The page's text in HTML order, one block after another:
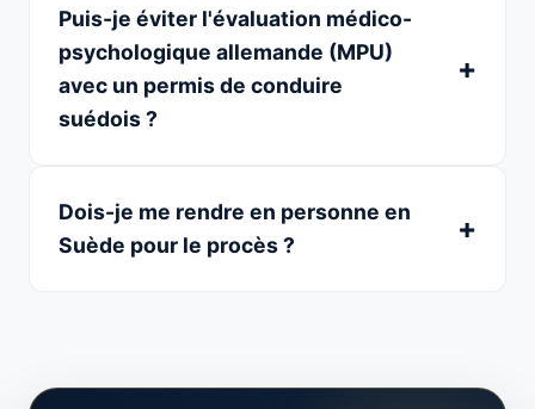
Puis-je éviter l'évaluation médico-
psychologique allemande (MPU)
avec un permis de conduire
suédois ?
Dois-je me rendre en personne en
Suède pour le procès ?